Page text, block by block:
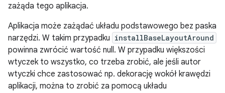
zażąda tego aplikacja.
Aplikacja może zażądać układu podstawowego bez paska
narzędzi. W takim przypadku installBaseLayoutAround
powinna zwrócić wartość null. W przypadku większości
wtyczek to wszystko, co trzeba zrobić, ale jeśli autor
wtyczki chce zastosować np. dekorację wokół krawędzi
aplikacji, można to zrobić za pomocą układu